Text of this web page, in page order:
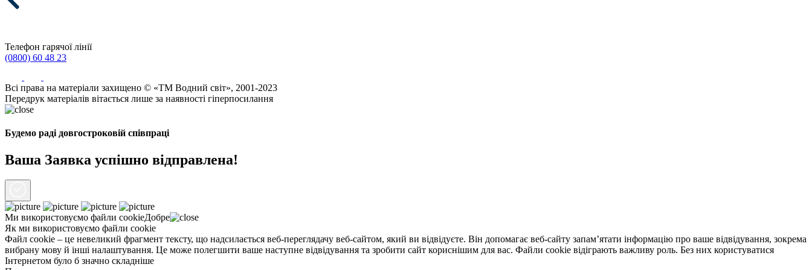
Телефон гарячої лінії
(0800) 60 48 23
Всі права на матеріали захищено © «ТМ Водний світ», 2001-2023
Передрук матеріалів вітається лише за наявності гіперпосилання
Будемо раді довгостроковій співпраці
Ваша Заявка успішно відправлена!
Ми використовуємо файли cookieДобре
Як ми використовуємо файли cookie
Файл cookie – це невеликий фрагмент тексту, що надсилається веб-переглядачу веб-сайтом, який ви відвідуєте. Він допомагає веб-сайту запам’ятати інформацію про ваше відвідування, зокрема
вибрану мову й інші налаштування. Це може полегшити ваше наступне відвідування та зробити сайт кориснішим для вас. Файли cookie відіграють важливу роль. Без них користуватися
Інтернетом було б значно складніше